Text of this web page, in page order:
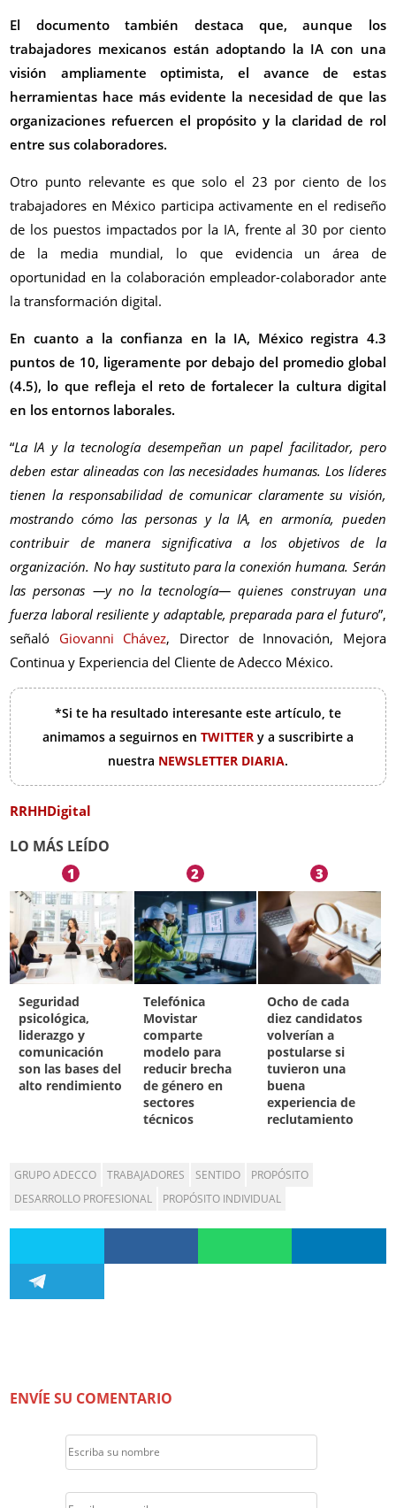
El documento también destaca que, aunque los
trabajadores mexicanos están adoptando la IA con una
visión ampliamente optimista, el avance de estas
herramientas hace más evidente la necesidad de que las
organizaciones refuercen el propósito y la claridad de rol
entre sus colaboradores.
Otro punto relevante es que solo el 23 por ciento de los
trabajadores en México participa activamente en el rediseño
de los puestos impactados por la IA, frente al 30 por ciento
de la media mundial, lo que evidencia un área de
oportunidad en la colaboración empleador-colaborador ante
la transformación digital.
En cuanto a la confianza en la IA, México registra 4.3
puntos de 10, ligeramente por debajo del promedio global
(4.5), lo que refleja el reto de fortalecer la cultura digital
en los entornos laborales.
“La IA y la tecnología desempeñan un papel facilitador, pero
deben estar alineadas con las necesidades humanas. Los líderes
tienen la responsabilidad de comunicar claramente su visión,
mostrando cómo las personas y la IA, en armonía, pueden
contribuir de manera significativa a los objetivos de la
organización. No hay sustituto para la conexión humana. Serán
las personas —y no la tecnología— quienes construyan una
fuerza laboral resiliente y adaptable, preparada para el futuro”,
señaló Giovanni Chávez, Director de Innovación, Mejora
Continua y Experiencia del Cliente de Adecco México.
*Si te ha resultado interesante este artículo, te
animamos a seguirnos en TWITTER y a suscribirte a
nuestra NEWSLETTER DIARIA.
RRHHDigital
LO MÁS LEÍDO
1
Seguridad
psicológica,
liderazgo y
comunicación
son las bases del
alto rendimiento
2
Telefónica
Movistar
comparte
modelo para
reducir brecha
de género en
sectores
técnicos
3
Ocho de cada
diez candidatos
volverían a
postularse si
tuvieron una
buena
experiencia de
reclutamiento
GRUPO ADECCO TRABAJADORES SENTIDO
PROPÓSITO
DESARROLLO PROFESIONAL
PROPÓSITO INDIVIDUAL
ENVÍE SU COMENTARIO